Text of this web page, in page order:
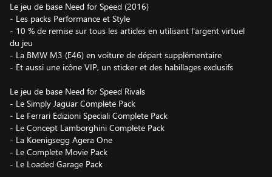
Le jeu de base Need for Speed (2016)
- Les packs Performance et Style
- 10 % de remise sur tous les articles en utilisant l'argent virtuel
du jeu
- La BMW M3 (E46) en voiture de départ supplémentaire
- Et aussi une icône VIP, un sticker et des habillages exclusifs
Le jeu de base Need for Speed Rivals
- Le Simply Jaguar Complete Pack
- Le Ferrari Edizioni Speciali Complete Pack
- Le Concept Lamborghini Complete Pack
- La Koenigsegg Agera One
- Le Complete Movie Pack
- Le Loaded Garage Pack